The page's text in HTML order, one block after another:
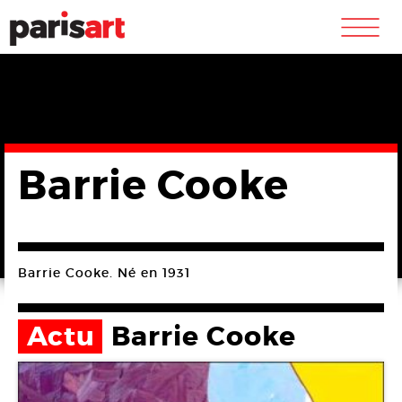
m
Barrie Cooke
Barrie Cooke. Né en 1931
Actu Barrie Cooke